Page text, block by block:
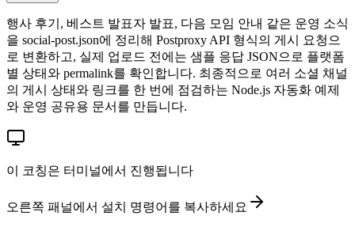
행사 후기, 베스트 발표자 발표, 다음 모임 안내 같은 운영 소식
을 social-post.json에 정리해 Postproxy API 형식의 게시 요청으
로 변환하고, 실제 업로드 전에는 샘플 응답 JSON으로 플랫폼
별 상태와 permalink를 확인합니다. 최종적으로 여러 소셜 채널
의 게시 상태와 링크를 한 번에 점검하는 Node.js 자동화 예제
와 운영 공유용 문서를 만듭니다.
이 코칭은 터미널에서 진행됩니다
오른쪽 패널에서 설치 명령어를 복사하세요